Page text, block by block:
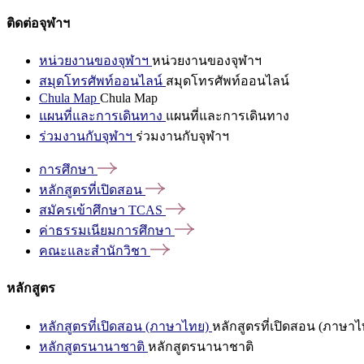
ติดต่อจุฬาฯ
หน่วยงานของจุฬาฯ หน่วยงานของจุฬาฯ
สมุดโทรศัพท์ออนไลน์ สมุดโทรศัพท์ออนไลน์
Chula Map Chula Map
แผนที่และการเดินทาง แผนที่และการเดินทาง
ร่วมงานกับจุฬาฯ ร่วมงานกับจุฬาฯ
การศึกษา
หลักสูตรที่เปิดสอน
สมัครเข้าศึกษา TCAS
ค่าธรรมเนียมการศึกษา
คณะและสำนักวิชา
หลักสูตร
หลักสูตรที่เปิดสอน (ภาษาไทย) หลักสูตรที่เปิดสอน (ภาษาไ
หลักสูตรนานาชาติ หลักสูตรนานาชาติ